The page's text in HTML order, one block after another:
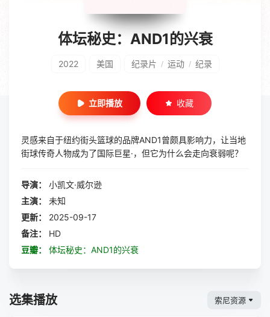
体坛秘史：AND1的兴衰
2022 美国 纪录片 / 运动 / 纪录
立即播放 收藏
灵感来自于纽约街头篮球的品牌AND1曾颇具影响力，让当地
街球传奇人物成为了国际巨星·，但它为什么会走向衰弱呢？
导演：
小凯文·威尔逊
主演：
未知
更新：
2025-09-17
备注：
HD
豆瓣：
体坛秘史：AND1的兴衰
选集播放 索尼资源